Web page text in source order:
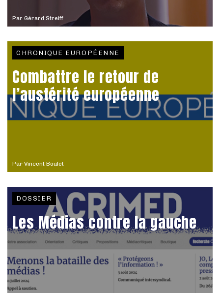
Par Gérard Streiff
Par Vincent Boulet
CHRONIQUE EUROPÉENNE
Combattre le retour de
l’austérité européenne
DOSSIER
Les Médias contre la gauche